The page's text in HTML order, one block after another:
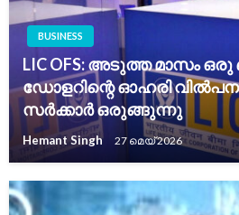
BUSINESS
LIC OFS: അടുത്ത മാസം
ഡോളറിന്റെ ഓഹരി
സർക്കാർ ഒരുങ്ങുന്നു
Hemant Singh 27 മെയ്‌ 2026